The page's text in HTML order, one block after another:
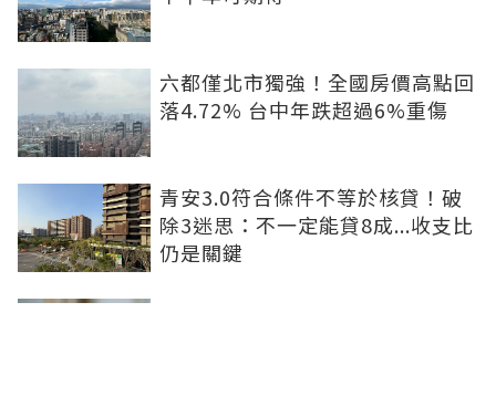
六都僅北市獨強！全國房價高點回
落4.72% 台中年跌超過6%重傷
青安3.0符合條件不等於核貸！破
除3迷思：不一定能貸8成...收支比
仍是關鍵